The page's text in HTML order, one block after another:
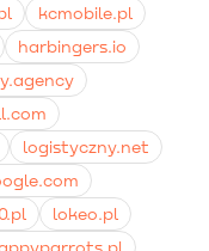
kcmobile.pl
harbingers.io
logistyczny.net
lokeo.pl